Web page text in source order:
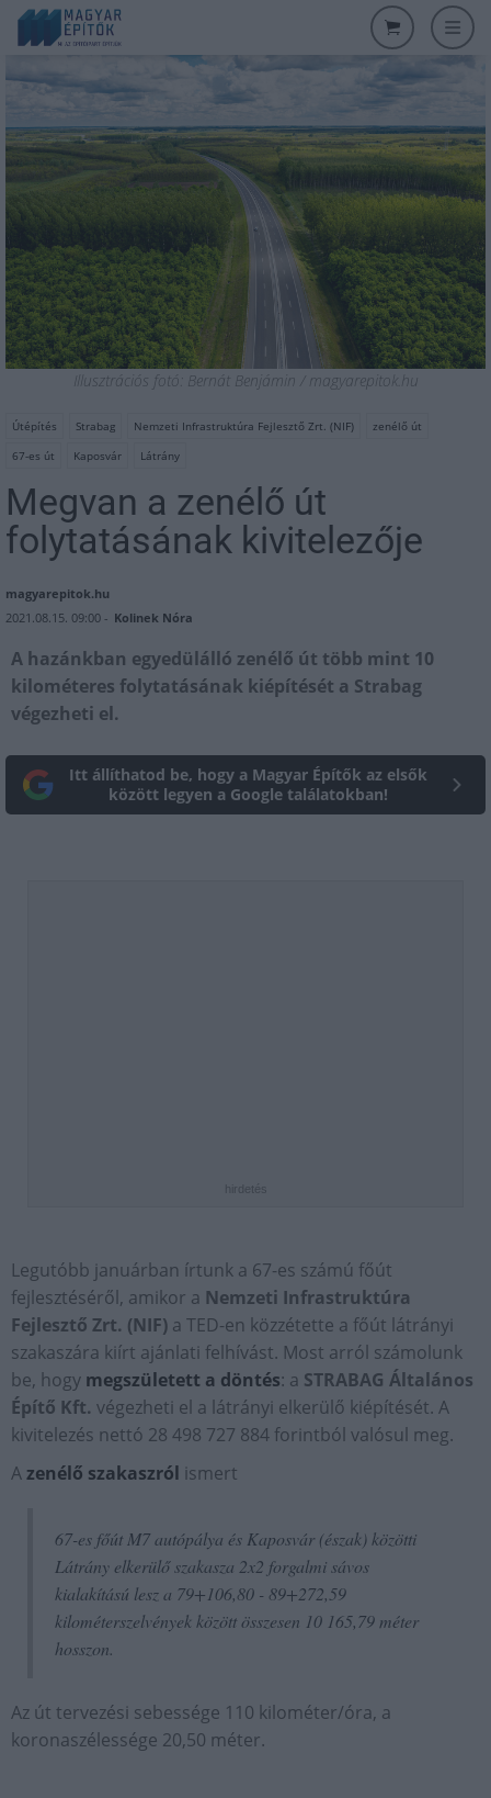
Illusztrációs fotó: Bernát Benjámin / magyarepitok.hu
Útépítés Strabag Nemzeti Infrastruktúra Fejlesztő Zrt. (NIF)
zenélő út
67-es út
Kaposvár Látrány
Megvan a zenélő út
folytatásának kivitelezője
magyarepitok.hu
2021.08.15. 09:00 - Kolinek Nóra
A hazánkban egyedülálló zenélő út több mint 10
kilométeres folytatásának kiépítését a Strabag
végezheti el.
Itt állíthatod be, hogy a Magyar Építők az elsők
között legyen a Google találatokban!
hirdetés
Legutóbb januárban írtunk a 67-es számú főút
fejlesztéséről, amikor a Nemzeti Infrastruktúra
Fejlesztő Zrt. (NIF) a TED-en közzétette a főút látrányi
szakaszára kiírt ajánlati felhívást. Most arról számolunk
be, hogy megszületett a döntés: a STRABAG Általános
Építő Kft. végezheti el a látrányi elkerülő kiépítését. A
kivitelezés nettó 28 498 727 884 forintból valósul meg.
Azenélő szakaszról ismert
67-es főút M7 autópálya és Kaposvár (észak) közötti
Látrány elkerülő szakasza 2x2 forgalmi sávos
kialakítású lesz a 79+106,80 - 89+272,59
kilométerszelvények között összesen 10 165,79 méter
hosszon.
Az út tervezési sebessége 110 kilométer/óra, a
koronaszélessége 20,50 méter.